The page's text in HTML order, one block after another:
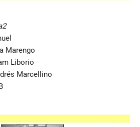
Marengo
Liborio
Marcellino